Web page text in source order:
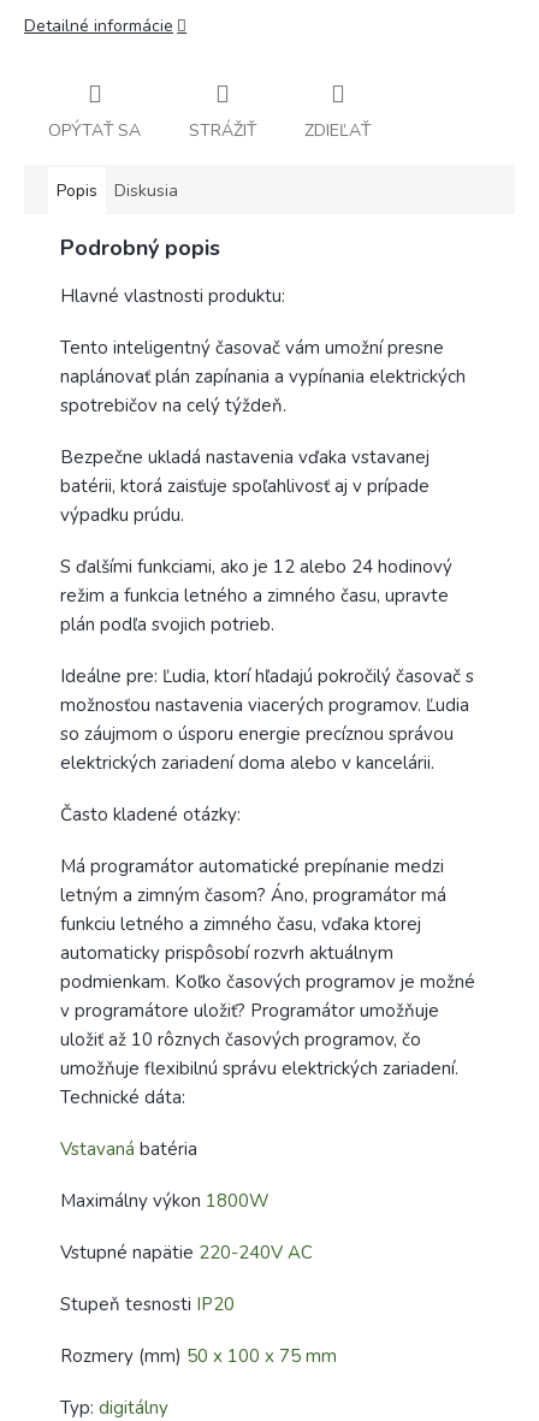
Detailné informácie
OPÝTAŤ SA STRÁŽIŤ ZDIEĽAŤ
Popis Diskusia
Podrobný popis
Hlavné vlastnosti produktu:
Tento inteligentný časovač vám umožní presne
naplánovať plán zapínania a vypínania elektrických
spotrebičov na celý týždeň.
Bezpečne ukladá nastavenia vďaka vstavanej
batérii, ktorá zaisťuje spoľahlivosť aj v prípade
výpadku prúdu.
S ďalšími funkciami, ako je 12 alebo 24 hodinový
režim a funkcia letného a zimného času, upravte
plán podľa svojich potrieb.
Ideálne pre: Ľudia, ktorí hľadajú pokročilý časovač s
možnosťou nastavenia viacerých programov. Ľudia
so záujmom o úsporu energie precíznou správou
elektrických zariadení doma alebo v kancelárii.
Často kladené otázky:
Má programátor automatické prepínanie medzi
letným a zimným časom? Áno, programátor má
funkciu letného a zimného času, vďaka ktorej
automaticky prispôsobí rozvrh aktuálnym
podmienkam. Koľko časových programov je možné
v programátore uložiť? Programátor umožňuje
uložiť až 10 rôznych časových programov, čo
umožňuje flexibilnú správu elektrických zariadení.
Technické dáta:
Vstavaná batéria
Maximálny výkon 1800W
Vstupné napätie 220-240V AC
Stupeň tesnosti IP20
Rozmery (mm) 50 x 100 x 75 mm
Typ: digitálny